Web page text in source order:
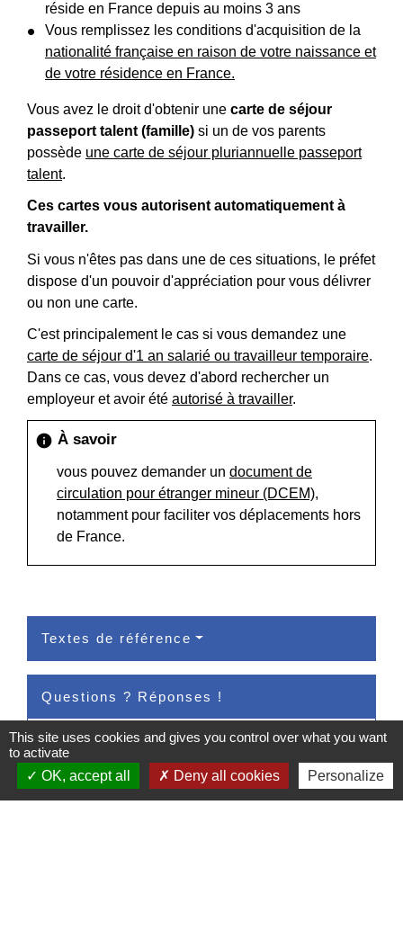
réside en France depuis au moins 3 ans
Vous remplissez les conditions d'acquisition de la
nationalité française en raison de votre naissance et
de votre résidence en France.
Vous avez le droit d'obtenir une carte de séjour
passeport talent (famille) si un de vos parents
possède une carte de séjour pluriannuelle passeport
talent.
Ces cartes vous autorisent automatiquement à
travailler.
Si vous n'êtes pas dans une de ces situations, le préfet
dispose d'un pouvoir d'appréciation pour vous délivrer
ou non une carte.
C'est principalement le cas si vous demandez une
carte de séjour d'1 an salarié ou travailleur temporaire.
Dans ce cas, vous devez d'abord rechercher un
employeur et avoir été autorisé à travailler.
info À savoir
vous pouvez demander un document de
circulation pour étranger mineur (DCEM),
notamment pour faciliter vos déplacements hors
de France.
Textes de référence
Questions ? Réponses !
Un mineur étranger peut-il travailler en France ?
Signaler une erreur sur cette page
This site uses cookies and gives you control over what you want
to activate
OK, accept all
Deny all cookies Personalize